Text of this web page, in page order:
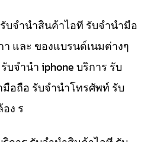
บจำนำสินค้าไอที รับจำนำมือ
และ ของแบรนด์เนมต่างๆ
บจำนำ iphone บริการ รับ
อถือ รับจำนำโทรศัพท์ รับ
ง ร